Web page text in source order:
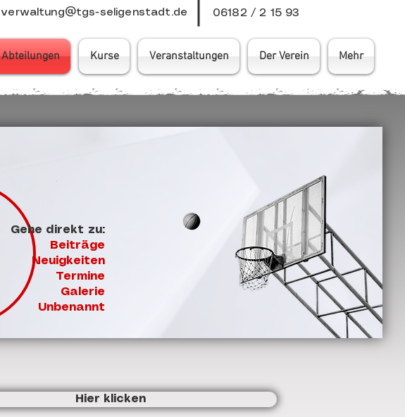
verwaltung@tgs-seligenstadt.de 06182 / 2 15 93
Abteilungen Kurse Veranstaltungen Der Verein Mehr
Gehe direkt zu:
Beiträge
Neuigkeiten
Termine
Galerie
Unbenannt
Hier klicken